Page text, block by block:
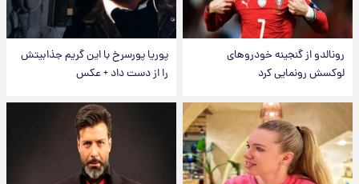
رونالدو از گنجینه خودروهای
لوکسش رونمایی کرد
پوریا پورسرخ با این گریم جذابیتش
را از دست داد + عکس